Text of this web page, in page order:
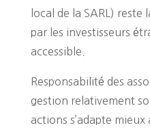
local de la SARL) reste
par les investisseurs
accessible.
Responsabilité des
gestion relativement
actions s’adapte mieux